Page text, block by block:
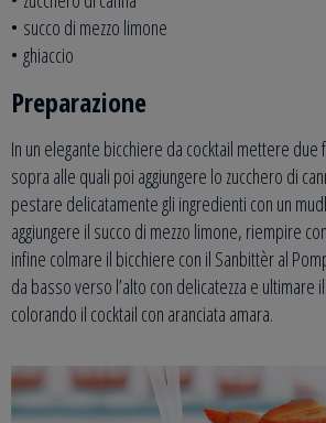
• succo di mezzo limone
• ghiaccio
Preparazione
In un elegante bicchiere da cocktail mettere due
sopra alle quali poi aggiungere lo zucchero di
pestare delicatamente gli ingredienti con un
aggiungere il succo di mezzo limone, riempire
infine colmare il bicchiere con il Sanbittèr al
da basso verso l’alto con delicatezza e ultimare
colorando il cocktail con aranciata amara.